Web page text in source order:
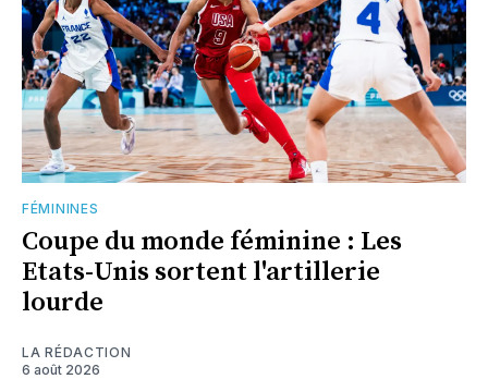
FÉMININES
Coupe du monde féminine : Les
Etats-Unis sortent l'artillerie
lourde
LA RÉDACTION
6 août 2026